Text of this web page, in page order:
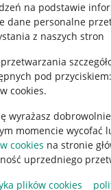
na podstawie
dane personalne
z naszych stron
pod przyciskiem:
cookies.
wyrażasz
momencie wycofać
cookies na stronie
uprzedniego
plików cookies
Cyfrowych